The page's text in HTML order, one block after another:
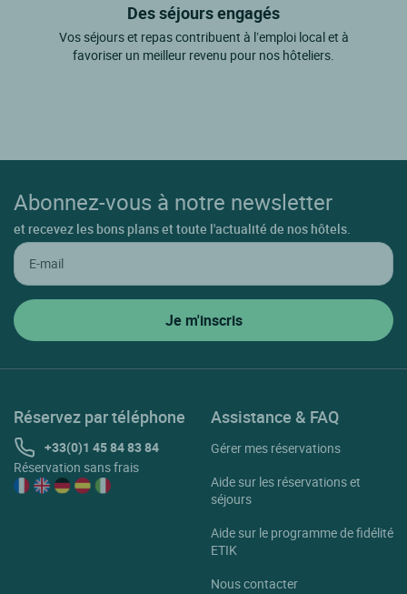
Des séjours engagés
Vos séjours et repas contribuent à l’emploi local et à
favoriser un meilleur revenu pour nos hôteliers.
Abonnez-vous à notre newsletter
et recevez les bons plans et toute l'actualité de nos hôtels.
Réservez par téléphone
+33(0)1 45 84 83 84
Réservation sans frais
Assistance & FAQ
Gérer mes réservations
Aide sur les réservations et
séjours
Aide sur le programme de fidélité
ETIK
Nous contacter